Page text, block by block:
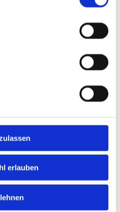
erlauben
allen Projekten sicher.
Website stehen wir Ihnen mit
Design und Entwicklung bis hin
und laufendem Support –
die auf Ihren Erfolg